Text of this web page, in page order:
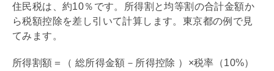
住民税は、約10％です。所得割と均等割の合計金額か
ら税額控除を差し引いて計算します。東京都の例で見
てみます。
所得割額＝（ 総所得金額－所得控除 ）×税率（10%）